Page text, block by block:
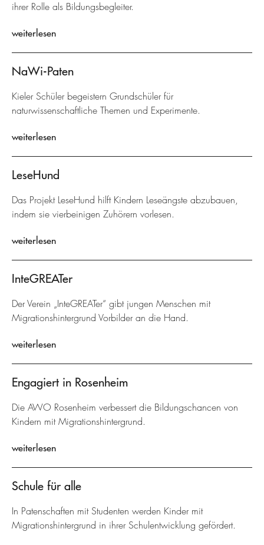
ihrer Rolle als Bildungsbegleiter.
weiterlesen
NaWi-Paten
Kieler Schüler begeistern Grundschüler für
naturwissenschaftliche Themen und Experimente.
weiterlesen
LeseHund
Das Projekt LeseHund hilft Kindern Leseängste abzubauen,
indem sie vierbeinigen Zuhörern vorlesen.
weiterlesen
InteGREATer
Der Verein „InteGREATer“ gibt jungen Menschen mit
Migrationshintergrund Vorbilder an die Hand.
weiterlesen
Engagiert in Rosenheim
Die AWO Rosenheim verbessert die Bildungschancen von
Kindern mit Migrationshintergrund.
weiterlesen
Schule für alle
In Patenschaften mit Studenten werden Kinder mit
Migrationshintergrund in ihrer Schulentwicklung gefördert.